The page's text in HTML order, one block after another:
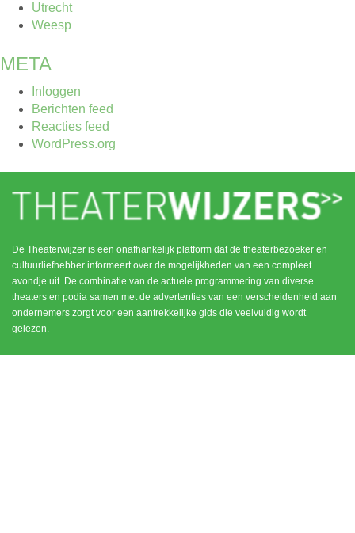
Utrecht
Weesp
META
Inloggen
Berichten feed
Reacties feed
WordPress.org
De Theaterwijzer is een onafhankelijk platform dat de theaterbezoeker en
cultuurliefhebber informeert over de mogelijkheden van een compleet
avondje uit. De combinatie van de actuele programmering van diverse
theaters en podia samen met de advertenties van een verscheidenheid aan
ondernemers zorgt voor een aantrekkelijke gids die veelvuldig wordt
gelezen.